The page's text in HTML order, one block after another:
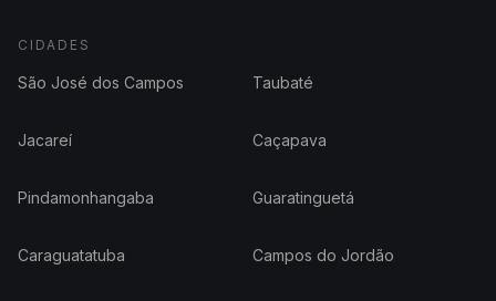
CIDADES
São José dos Campos Taubaté
Jacareí Caçapava
Pindamonhangaba Guaratinguetá
Caraguatatuba Campos do Jordão